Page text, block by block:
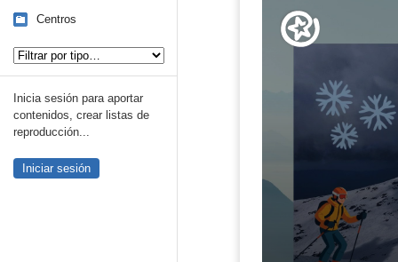
Centros
Inicia sesión para aportar
contenidos, crear listas de
reproducción...
Iniciar sesión
50%